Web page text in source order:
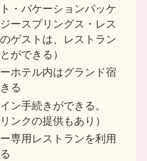
・バケーションパッケ
ースプリングス・レス
ゲストは、レストラン
ができる）
ホテル内はグランド宿
る
ン手続きができる。
ンクの提供もあり）
専用レストランを利用